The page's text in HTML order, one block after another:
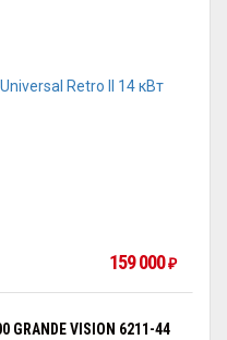
159 000₽
VISION 6211-44